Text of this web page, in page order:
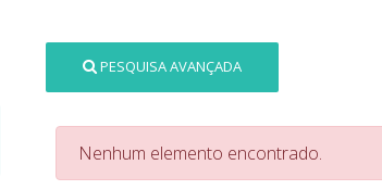
PESQUISA AVANÇADA
Nenhum elemento encontrado.